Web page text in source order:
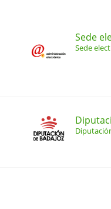
Sede
Sede